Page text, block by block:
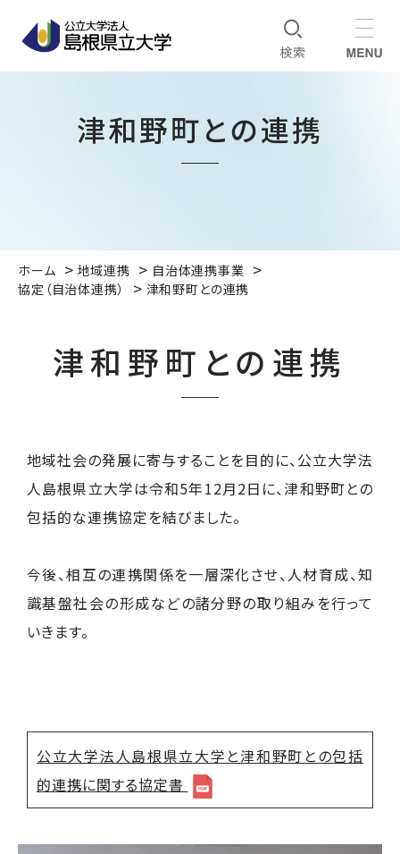
津和野町との連携
ホーム 地域連携
自治体連携事業
協定（自治体連携）
津和野町との連携
津和野町との連携
地域社会の発展に寄与することを目的に、公立大学法
人島根県立大学は令和5年12月2日に、津和野町との
包括的な連携協定を結びました。
今後、相互の連携関係を一層深化させ、人材育成、知
識基盤社会の形成などの諸分野の取り組みを行って
いきます。
公立大学法人島根県立大学と津和野町との包括
的連携に関する協定書